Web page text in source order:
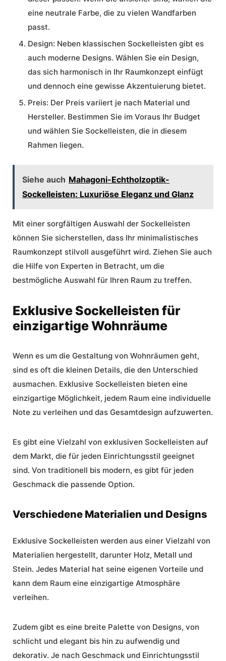
eine neutrale Farbe, die zu vielen Wandfarben
passt.
Design: Neben klassischen Sockelleisten gibt es
auch moderne Designs. Wählen Sie ein Design,
das sich harmonisch in Ihr Raumkonzept einfügt
und dennoch eine gewisse Akzentuierung bietet.
Preis: Der Preis variiert je nach Material und
Hersteller. Bestimmen Sie im Voraus Ihr Budget
und wählen Sie Sockelleisten, die in diesem
Rahmen liegen.
Siehe auch Mahagoni-Echtholzoptik-
Sockelleisten: Luxuriöse Eleganz und Glanz
Mit einer sorgfältigen Auswahl der Sockelleisten
können Sie sicherstellen, dass Ihr minimalistisches
Raumkonzept stilvoll ausgeführt wird. Ziehen Sie auch
die Hilfe von Experten in Betracht, um die
bestmögliche Auswahl für Ihren Raum zu treffen.
Exklusive Sockelleisten für
einzigartige Wohnräume
Wenn es um die Gestaltung von Wohnräumen geht,
sind es oft die kleinen Details, die den Unterschied
ausmachen. Exklusive Sockelleisten bieten eine
einzigartige Möglichkeit, jedem Raum eine individuelle
Note zu verleihen und das Gesamtdesign aufzuwerten.
Es gibt eine Vielzahl von exklusiven Sockelleisten auf
dem Markt, die für jeden Einrichtungsstil geeignet
sind. Von traditionell bis modern, es gibt für jeden
Geschmack die passende Option.
Verschiedene Materialien und Designs
Exklusive Sockelleisten werden aus einer Vielzahl von
Materialien hergestellt, darunter Holz, Metall und
Stein. Jedes Material hat seine eigenen Vorteile und
kann dem Raum eine einzigartige Atmosphäre
verleihen.
Zudem gibt es eine breite Palette von Designs, von
schlicht und elegant bis hin zu aufwendig und
dekorativ. Je nach Geschmack und Einrichtungsstil